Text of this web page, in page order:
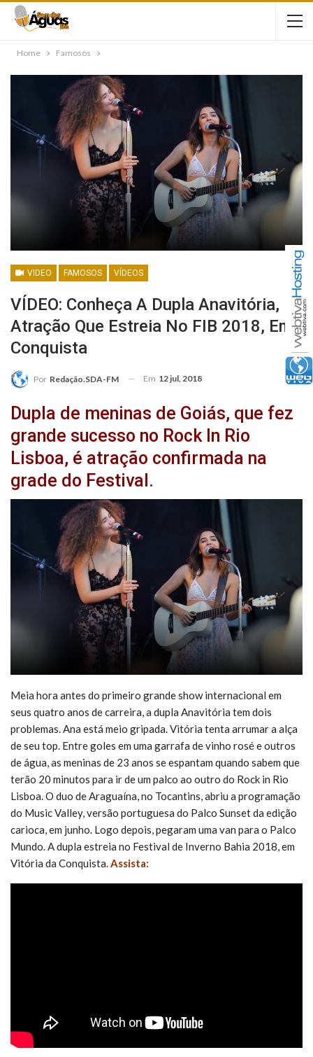
Home Famosos
VIDEO FAMOSOS VÍDEOS
VÍDEO: Conheça A Dupla Anavitória,
Atração Que Estreia No FIB 2018, Em
Conquista
Por Redação.SDA-FM Em 12 jul, 2018
Dupla de meninas de Goiás, que fez
grande sucesso no Rock In Rio
Lisboa, é atração confirmada na
grade do Festival.
Meia hora antes do primeiro grande show internacional em
seus quatro anos de carreira, a dupla Anavitória tem dois
problemas. Ana está meio gripada. Vitória tenta arrumar a alça
de seu top. Entre goles em uma garrafa de vinho rosé e outros
de água, as meninas de 23 anos se espantam quando sabem que
terão 20 minutos para ir de um palco ao outro do Rock in Rio
Lisboa. O duo de Araguaína, no Tocantins, abriu a programação
do Music Valley, versão portuguesa do Palco Sunset da edição
carioca, em junho. Logo depois, pegaram uma van para o Palco
Mundo. A dupla estreia no Festival de Inverno Bahia 2018, em
Vitória da Conquista. Assista: